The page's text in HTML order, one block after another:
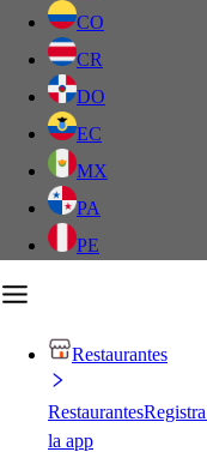
CO
CR
DO
EC
MX
PA
PE
Restaurantes
Restaurantes
la app